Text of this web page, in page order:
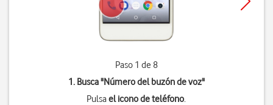
Paso 1 de 8
1. Busca "Número del buzón de voz"
Pulsael icono de teléfono.